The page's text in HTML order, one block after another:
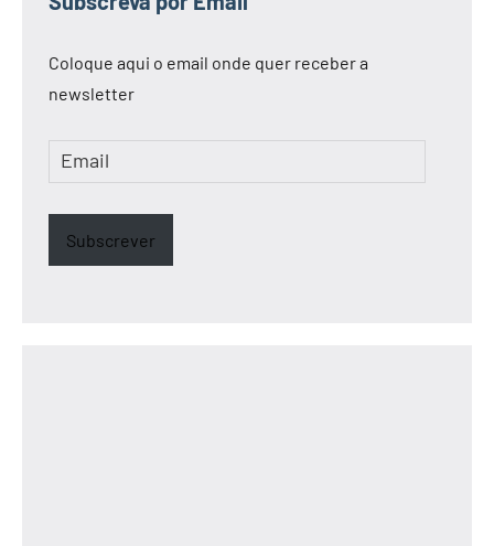
Coloque aqui o email onde quer receber a
newsletter
Email
Subscrever